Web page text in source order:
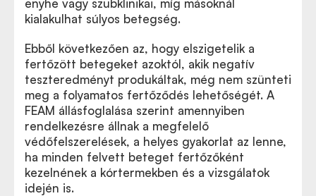
enyhe vagy szubklinikai, míg másoknál
kialakulhat súlyos betegség.
Ebből következően az, hogy elszigetelik a
fertőzött betegeket azoktól, akik negatív
teszteredményt produkáltak, még nem szünteti
meg a folyamatos fertőződés lehetőségét. A
FEAM állásfoglalása szerint amennyiben
rendelkezésre állnak a megfelelő
védőfelszerelések, a helyes gyakorlat az lenne,
ha minden felvett beteget fertőzőként
kezelnének a kórtermekben és a vizsgálatok
idején is.